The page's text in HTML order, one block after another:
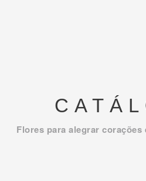
Flores para alegrar